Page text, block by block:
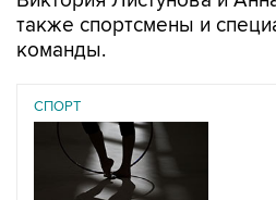
также спортсмены и
команды.
СПОРТ